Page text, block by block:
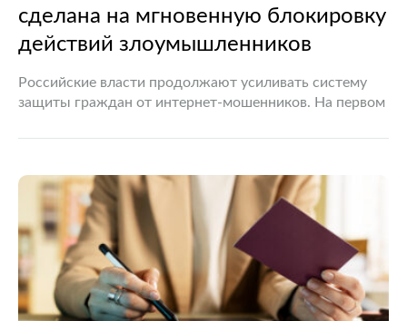
сделана на мгновенную блокировку
действий злоумышленников
Российские власти продолжают усиливать систему
защиты граждан от интернет-мошенников. На первом
противодействию киберпреступности были
наиболее распространенные схемы цифрового
мошенничества.…